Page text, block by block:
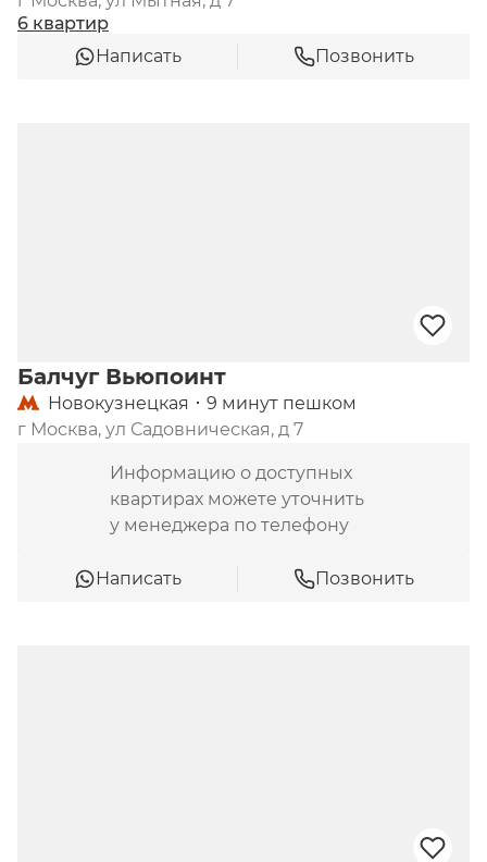
Малая Ордынка 19 можно узнать на
официальном сайте девелопера «Sminex-
Интеко».
6 квартир
Написать
Позвонить
Балчуг Вьюпоинт
Новокузнецкая
9 минут пешком
г Москва, ул Садовническая, д 7
Информацию о доступных
квартирах можете уточнить
у менеджера по телефону
Написать Позвонить